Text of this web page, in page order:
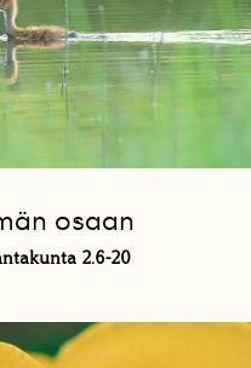
osaan
2.6-20